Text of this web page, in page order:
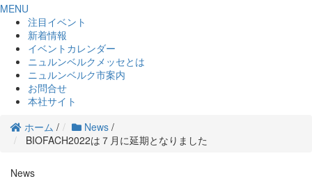
MENU
注目イベント
新着情報
イベントカレンダー
ニュルンベルクメッセとは
ニュルンベルク市案内
お問合せ
本社サイト
ホーム / News /
BIOFACH2022は７月に延期となりました
News